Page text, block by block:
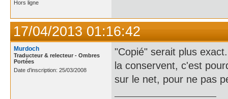
Hors ligne
17/04/2013 01:16:42
Murdoch
Traducteur & relecteur - Ombres
Portées
Date d’inscription: 25/03/2008
"Copié" serait plus
la conservent, c'est
sur le net, pour ne pas